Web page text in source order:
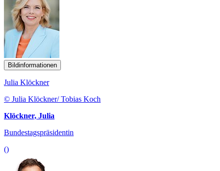
Bildinformationen
Julia Klöckner
© Julia Klöckner/ Tobias Koch
Klöckner, Julia
Bundestagspräsidentin
()